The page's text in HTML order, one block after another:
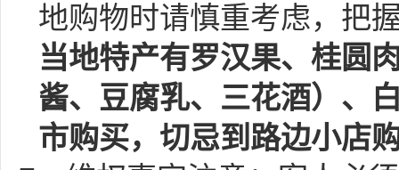
地购物时请慎重考虑，把
当地特产有罗汉果、桂圆
酱、豆腐乳、三花酒）、
市购买，切忌到路边小店